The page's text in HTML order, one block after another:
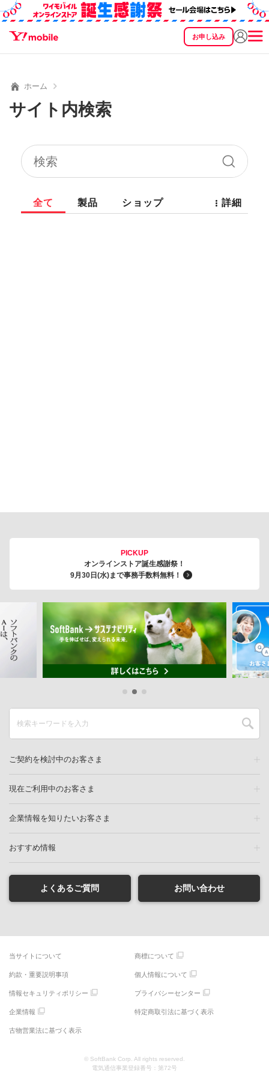
お申し込み
SEARCH
ホーム
サイト内検索
PICKUP
オンラインストア誕生感謝祭！
9月30日(水)まで事務手数料無料！
ご契約を検討中のお客さま
現在ご利用中のお客さま
企業情報を知りたいお客さま
おすすめ情報
よくあるご質問 お問い合わせ
当サイトについて 商標について
約款・重要説明事項 個人情報について
情報セキュリティポリシー プライバシーセンター
企業情報 特定商取引法に基づく表示
古物営業法に基づく表示
© SoftBank Corp. All rights reserved.
電気通信事業登録番号：第72号